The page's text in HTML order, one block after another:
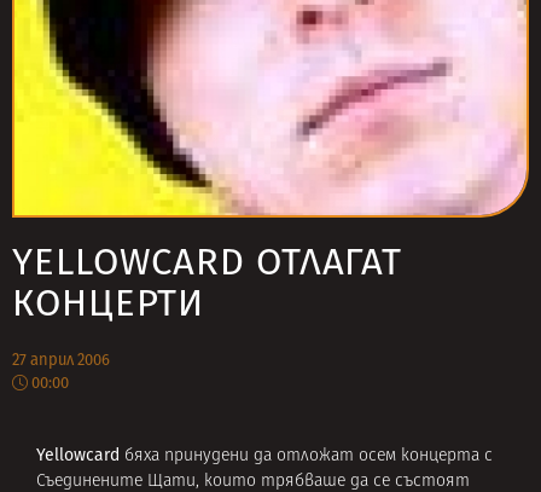
YELLOWCARD ОТЛАГАТ
КОНЦЕРТИ
27 април 2006
00:00
Yellowcard бяха принудени да отложат осем концерта с
Съединените Щати, които трябваше да се състоят